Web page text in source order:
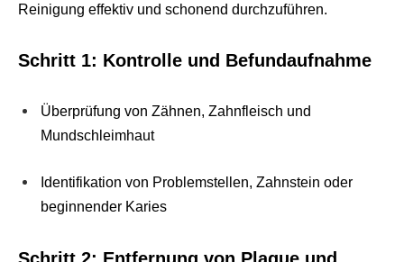
Reinigung effektiv und schonend durchzuführen.
Schritt 1: Kontrolle und Befundaufnahme
Überprüfung von Zähnen, Zahnfleisch und
Mundschleimhaut
Identifikation von Problemstellen, Zahnstein oder
beginnender Karies
Schritt 2: Entfernung von Plaque und